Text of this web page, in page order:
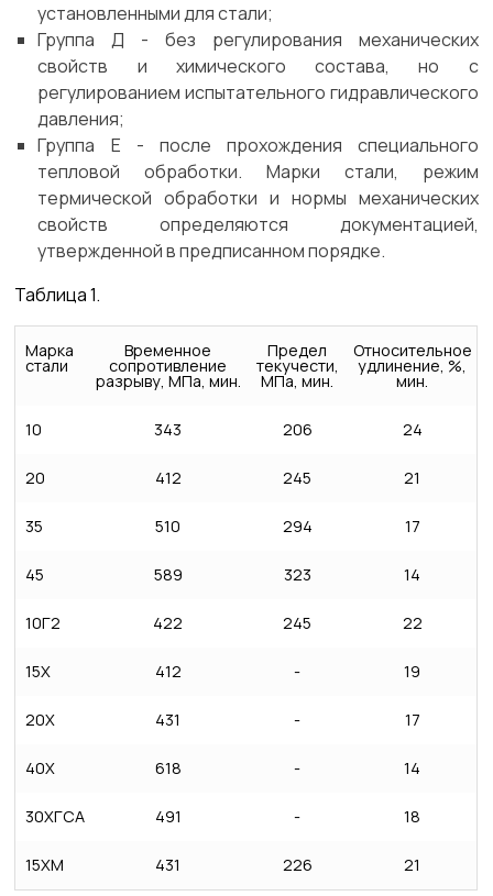
установленными для стали;
Группа Д - без регулирования механических
свойств и химического состава, но с
регулированием испытательного гидравлического
давления;
Группа Е - после прохождения специального
тепловой обработки. Марки стали, режим
термической обработки и нормы механических
свойств определяются документацией,
утвержденной в предписанном порядке.
Таблица 1.
Марка
стали
Временное
сопротивление
разрыву, МПа, мин.
Предел
текучести,
МПа, мин.
Относительное
удлинение, %,
мин.
10 343 206 24
20 412 245 21
35 510 294 17
45 589 323 14
10Г2 422 245 22
15Х 412 - 19
20Х 431 - 17
40Х 618 - 14
30ХГСА 491 - 18
15ХМ 431 226 21